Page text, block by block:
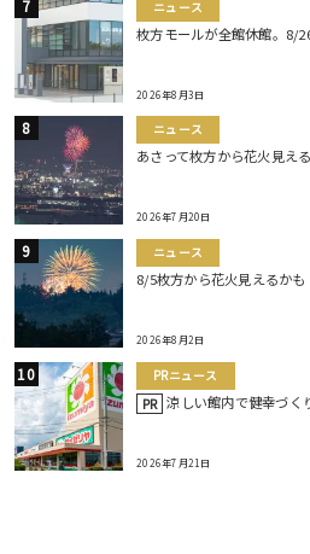
ニュース
枚方モールが全館休館。8/
2026年8月3日
ニュース
あさって枚方から花火見え
2026年7月20日
ニュース
8/5枚方から花火見えるかも
2026年8月2日
PRニュース
PR 涼しい館内で健幸づく
2026年7月21日